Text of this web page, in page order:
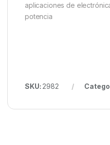
aplicaciones de
potencia
SKU: 2982